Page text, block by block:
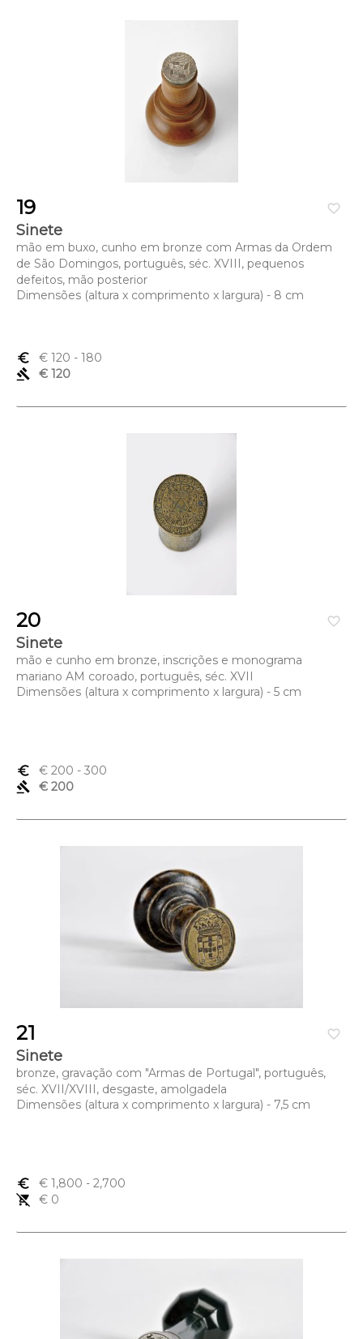
favorite_border
19
Sinete
mão em buxo, cunho em bronze com Armas da Ordem
de São Domingos, português, séc. XVIII, pequenos
defeitos, mão posterior
Dimensões (altura x comprimento x largura) - 8 cm
euro_symbol € 120 - 180
gavel
€ 120
favorite_border
20
Sinete
mão e cunho em bronze, inscrições e monograma
mariano AM coroado, português, séc. XVII
Dimensões (altura x comprimento x largura) - 5 cm
euro_symbol € 200 - 300
gavel
€ 200
favorite_border
21
Sinete
bronze, gravação com "Armas de Portugal", português,
séc. XVII/XVIII, desgaste, amolgadela
Dimensões (altura x comprimento x largura) - 7,5 cm
euro_symbol € 1,800 - 2,700
remove_shopping_cart
€ 0